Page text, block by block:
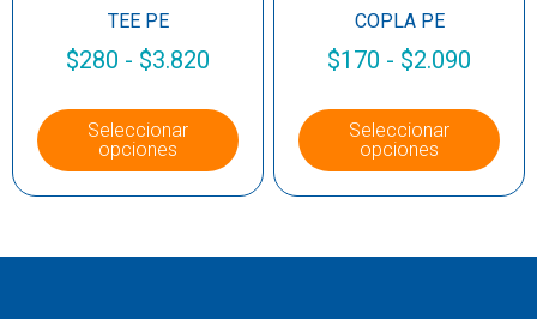
TEE PE
$280 - $3.820
Seleccionar
opciones
COPLA PE
$170 - $2.090
Seleccionar
opciones